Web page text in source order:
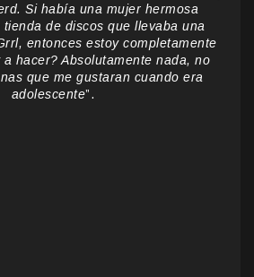
Si había una mujer hermosa
de discos que llevaba una
entonces estoy completamente
hacer? Absolutamente nada, no
que me gustaran cuando era
adolescente”.